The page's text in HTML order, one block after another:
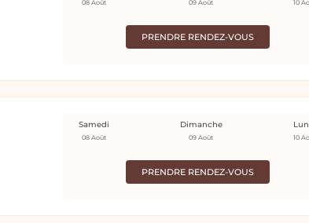
PRENDRE RENDEZ-VOUS
08 Août 09 Août 10
PRENDRE RENDEZ-VOUS
Samedi
08 Août
Dimanche
09 Août 10